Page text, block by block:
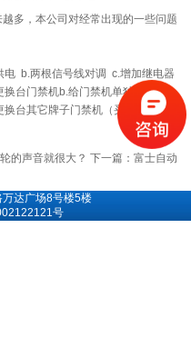
多，本公司对经常出现的一些问题
电 b.两根信号线对调 c.增加继电器
台门禁机b.给门禁机单独供电
台其它牌子门禁机（买时对继电器
的声音就很大？ 下一篇： 富士自动
达广场8号楼5楼
号